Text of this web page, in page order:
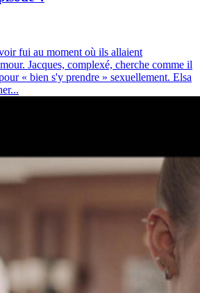
fui au moment où ils allaient
Jacques, complexé, cherche comme il
« bien s'y prendre » sexuellement. Elsa